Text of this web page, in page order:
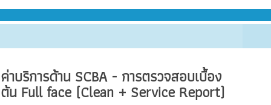
ค่าบริการด้าน SCBA - การตรวจสอบเบื้อง
ต้น Full face (Clean + Service Report)